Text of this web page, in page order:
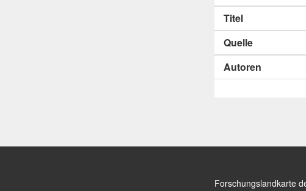
Titel
Quelle
Autoren
Forschungslandkarte